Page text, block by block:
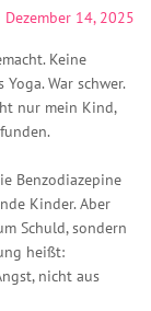
Dezember 14, 2025
Keine
War schwer.
nur mein Kind,
Benzodiazepine
Kinder. Aber
Schuld, sondern
heißt:
nicht aus